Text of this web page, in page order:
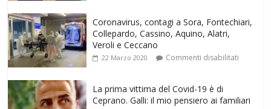
Coronavirus, contagi a Sora, Fontechiari,
Collepardo, Cassino, Aquino, Alatri,
Veroli e Ceccano
22 Marzo 2020 Commenti disabilitati
La prima vittima del Covid-19 è di
Ceprano. Galli: il mio pensiero ai familiari